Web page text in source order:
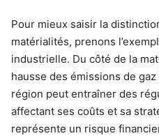
Pour mieux saisir la
matérialités, prenons
industrielle. Du côté de la
hausse des émissions de
région peut entraîner des
affectant ses coûts et sa
représente un risque